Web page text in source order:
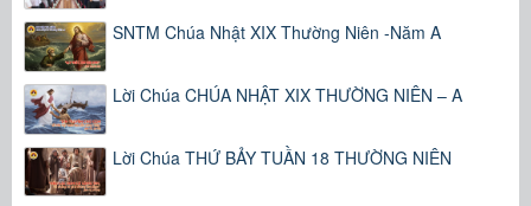
SNTM Chúa Nhật XIX Thường Niên -Năm A
Lời Chúa CHÚA NHẬT XIX THƯỜNG NIÊN – A
Lời Chúa THỨ BẢY TUẦN 18 THƯỜNG NIÊN